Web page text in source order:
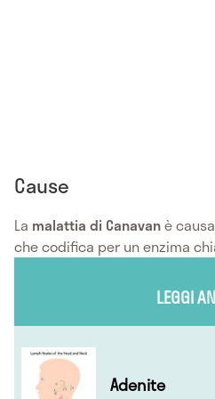
Cause
La malattia di Canavanè
che codifica per un enzima
LEGGI
Adenite